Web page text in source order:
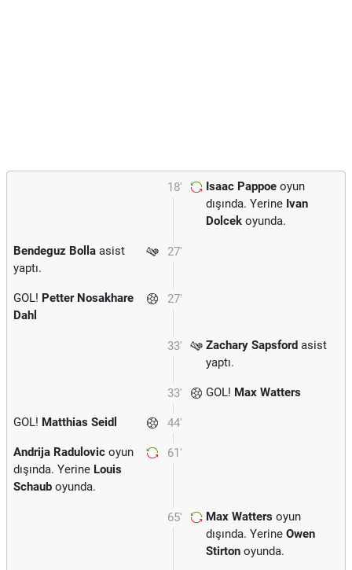
18' Isaac Pappoe oyun
dışında. Yerine Ivan
Dolcek oyunda.
27'
Bendeguz Bolla asist
yaptı.
27'
GOL! Petter Nosakhare
Dahl
33' Zachary Sapsford asist
yaptı.
33' GOL! Max Watters
44'
GOL! Matthias Seidl
61'
Andrija Radulovic oyun
dışında. Yerine Louis
Schaub oyunda.
65' Max Watters oyun
dışında. Yerine Owen
Stirton oyunda.